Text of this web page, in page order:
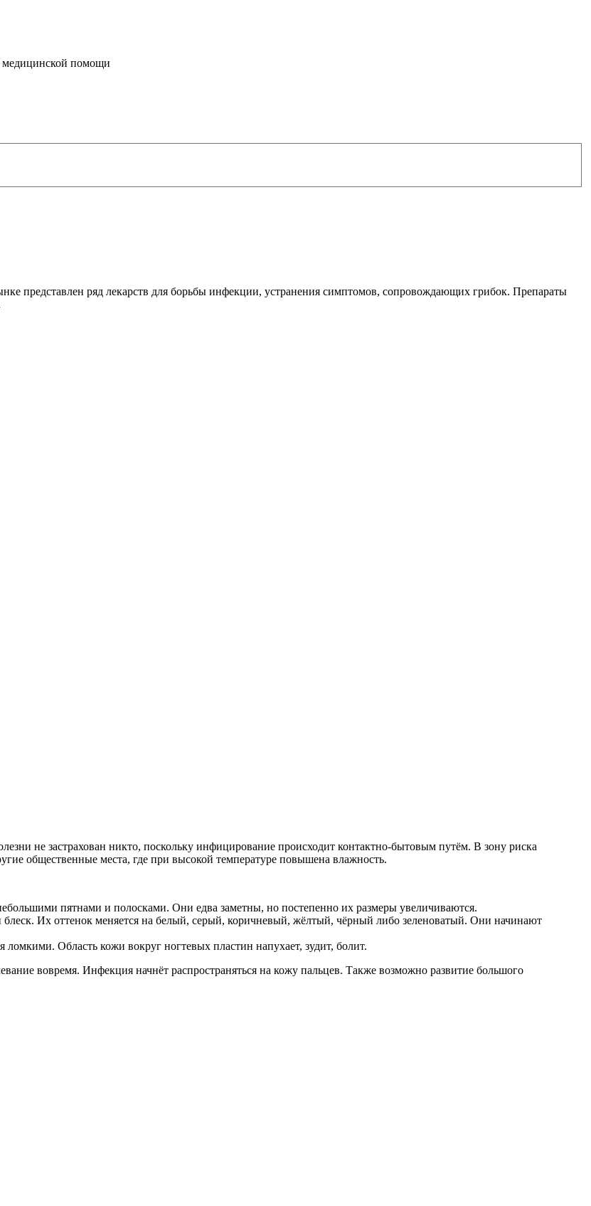
медицинской помощи
представлен ряд лекарств для борьбы инфекции, устранения симптомов, сопровождающих грибок. Препараты
не застрахован никто, поскольку инфицирование происходит контактно-бытовым путём. В зону риска
общественные места, где при высокой температуре повышена влажность.
пятнами и полосками. Они едва заметны, но постепенно их размеры увеличиваются.
блеск. Их оттенок меняется на белый, серый, коричневый, жёлтый, чёрный либо зеленоватый. Они начинают
ломкими. Область кожи вокруг ногтевых пластин напухает, зудит, болит.
вовремя. Инфекция начнёт распространяться на кожу пальцев. Также возможно развитие большого